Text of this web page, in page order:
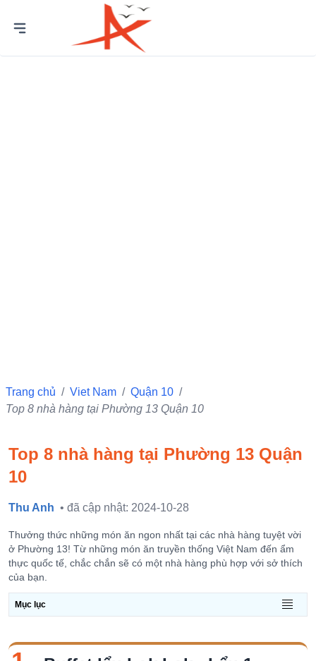
Trang chủ / Viet Nam / Quận 10 /
Top 8 nhà hàng tại Phường 13 Quận 10
Top 8 nhà hàng tại Phường 13 Quận
10
Thu Anh • đã cập nhật: 2024-10-28
Thưởng thức những món ăn ngon nhất tại các nhà hàng tuyệt vời
ở Phường 13! Từ những món ăn truyền thống Việt Nam đến ẩm
thực quốc tế, chắc chắn sẽ có một nhà hàng phù hợp với sở thích
của bạn.
Mục lục